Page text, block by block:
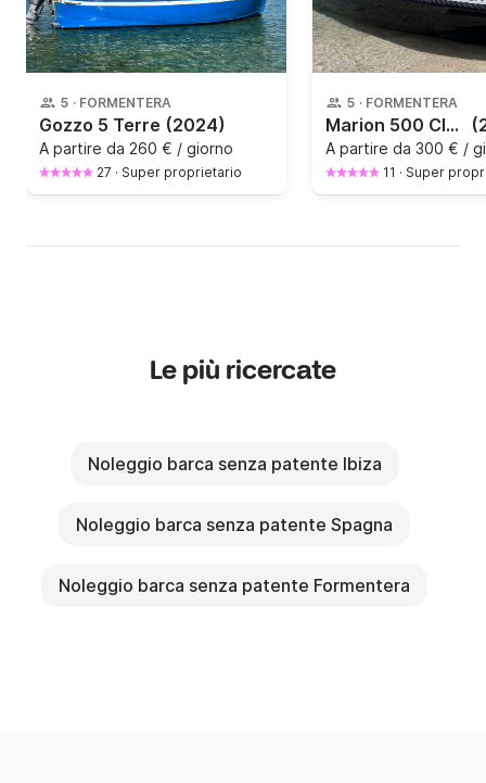
5 · FORMENTERA
Gozzo 5 Terre (2024)
A partire da 260 € / giorno
27 · Super proprietario
5 · FORMENTERA
Marion 500 Classics Blu
A partire da 300 € /
11 · Super
Le più ricercate
Noleggio barca senza patente Ibiza
Noleggio barca senza patente Spagna
Noleggio barca senza patente Formentera